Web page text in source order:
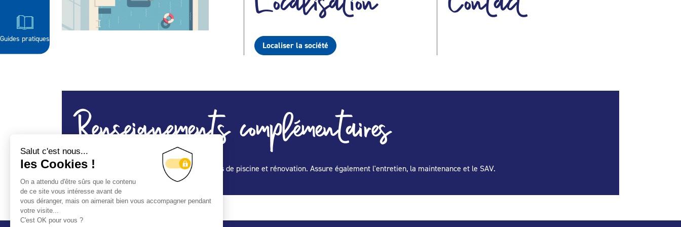
Guides pratiques
Localiser la société
Renseignements complémentaires
Spa, construction piscine, équipements, abris de piscine et rénovation. Assure également l'entretien, la maintenance et le SAV.